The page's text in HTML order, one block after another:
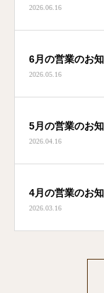
2026.06.16
6月の営業のお
2026.05.16
5月の営業のお
2026.04.16
4月の営業のお
2026.03.16